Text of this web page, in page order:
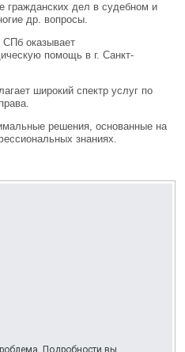
гражданских дел в судебном и
др. вопросы.
СПб оказывает
помощь в г. Санкт-
широкий спектр услуг по
решения, основанные на
знаниях.
Подробности вы